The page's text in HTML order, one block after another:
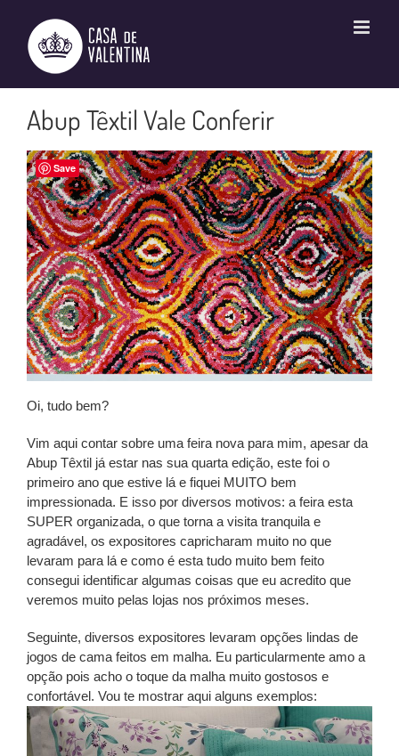
conteúdo
Abup Têxtil Vale Conferir
Oi, tudo bem?
Vim aqui contar sobre uma feira nova para mim, apesar da
Abup Têxtil já estar nas sua quarta edição, este foi o
primeiro ano que estive lá e fiquei MUITO bem
impressionada. E isso por diversos motivos: a feira esta
SUPER organizada, o que torna a visita tranquila e
agradável, os expositores capricharam muito no que
levaram para lá e como é esta tudo muito bem feito
consegui identificar algumas coisas que eu acredito que
veremos muito pelas lojas nos próximos meses.
Seguinte, diversos expositores levaram opções lindas de
jogos de cama feitos em malha. Eu particularmente amo a
opção pois acho o toque da malha muito gostosos e
confortável. Vou te mostrar aqui alguns exemplos:
Save